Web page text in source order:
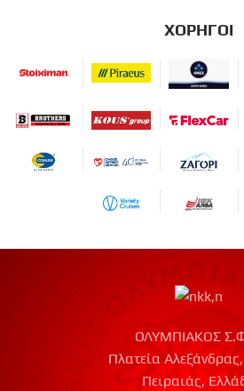
ΧΟΡΗΓΟΙ
ΟΛΥΜΠΙΑΚΟΣ
Πλατεία
Πειραιάς,